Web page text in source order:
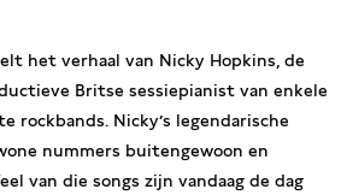
het verhaal van Nicky Hopkins, de
Britse sessiepianist van enkele
rockbands. Nicky’s legendarische
nummers buitengewoon en
van die songs zijn vandaag de dag